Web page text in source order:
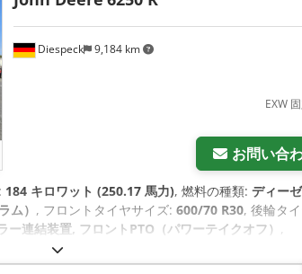
Diespeck 9,184 km
EXW
お問い合
184 キロワット (250.17 馬力), 燃料の種類: ディー
ム） , フロントタイヤサイズ: 600/70 R30, 後輪タ
ー連結装置, フロントPTO（パワーテイクオフ） ,